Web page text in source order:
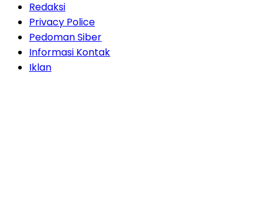
Redaksi
Privacy Police
Pedoman Siber
Informasi Kontak
Iklan